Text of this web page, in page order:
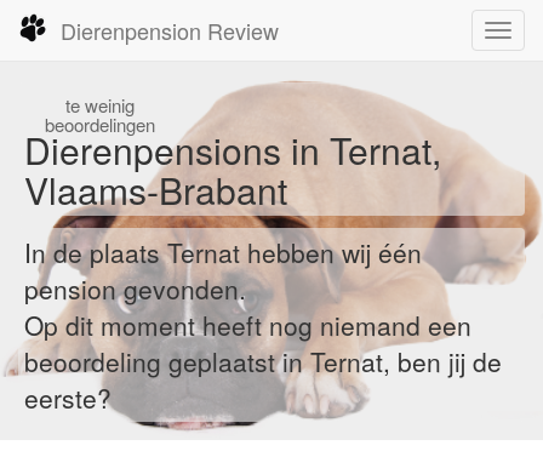
Dierenpension Review
teweinig
beoordelingen
Dierenpensions in Ternat,
Vlaams-Brabant
In de plaats Ternat hebben wij één
pension gevonden.
Op dit moment heeft nog niemand een
beoordeling geplaatst in Ternat, ben jij de
eerste?